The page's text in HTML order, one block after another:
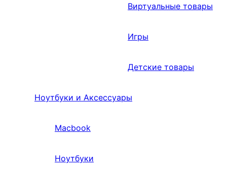
Виртуальные товары
Игры
Детские товары
Ноутбуки и Аксессуары
Macbook
Ноутбуки